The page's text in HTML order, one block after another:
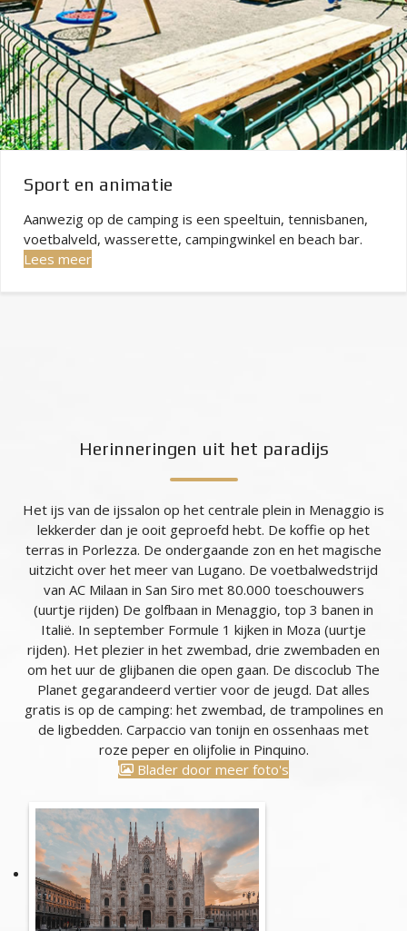
Sport en animatie
Aanwezig op de camping is een speeltuin, tennisbanen,
voetbalveld, wasserette, campingwinkel en beach bar.
Lees meer
Herinneringen uit het paradijs
Het ijs van de ijssalon op het centrale plein in Menaggio is
lekkerder dan je ooit geproefd hebt. De koffie op het
terras in Porlezza. De ondergaande zon en het magische
uitzicht over het meer van Lugano. De voetbalwedstrijd
van AC Milaan in San Siro met 80.000 toeschouwers
(uurtje rijden) De golfbaan in Menaggio, top 3 banen in
Italië. In september Formule 1 kijken in Moza (uurtje
rijden). Het plezier in het zwembad, drie zwembaden en
om het uur de glijbanen die open gaan. De discoclub The
Planet gegarandeerd vertier voor de jeugd. Dat alles
gratis is op de camping: het zwembad, de trampolines en
de ligbedden. Carpaccio van tonijn en ossenhaas met
roze peper en olijfolie in Pinquino.
Blader door meer foto's